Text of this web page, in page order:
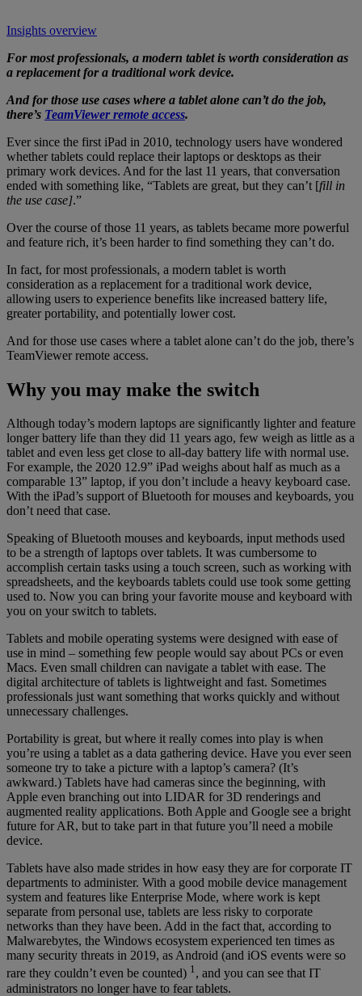
Insights overview
For most professionals, a modern tablet is worth consideration as
a replacement for a traditional work device.
And for those use cases where a tablet alone can’t do the job,
there’s TeamViewer remote access.
Ever since the first iPad in 2010, technology users have wondered
whether tablets could replace their laptops or desktops as their
primary work devices. And for the last 11 years, that conversation
ended with something like, “Tablets are great, but they can’t [fill in
the use case].”
Over the course of those 11 years, as tablets became more powerful
and feature rich, it’s been harder to find something they can’t do.
In fact, for most professionals, a modern tablet is worth
consideration as a replacement for a traditional work device,
allowing users to experience benefits like increased battery life,
greater portability, and potentially lower cost.
And for those use cases where a tablet alone can’t do the job, there’s
TeamViewer remote access.
Why you may make the switch
Although today’s modern laptops are significantly lighter and feature
longer battery life than they did 11 years ago, few weigh as little as a
tablet and even less get close to all-day battery life with normal use.
For example, the 2020 12.9” iPad weighs about half as much as a
comparable 13” laptop, if you don’t include a heavy keyboard case.
With the iPad’s support of Bluetooth for mouses and keyboards, you
don’t need that case.
Speaking of Bluetooth mouses and keyboards, input methods used
to be a strength of laptops over tablets. It was cumbersome to
accomplish certain tasks using a touch screen, such as working with
spreadsheets, and the keyboards tablets could use took some getting
used to. Now you can bring your favorite mouse and keyboard with
you on your switch to tablets.
Tablets and mobile operating systems were designed with ease of
use in mind – something few people would say about PCs or even
Macs. Even small children can navigate a tablet with ease. The
digital architecture of tablets is lightweight and fast. Sometimes
professionals just want something that works quickly and without
unnecessary challenges.
Portability is great, but where it really comes into play is when
you’re using a tablet as a data gathering device. Have you ever seen
someone try to take a picture with a laptop’s camera? (It’s
awkward.) Tablets have had cameras since the beginning, with
Apple even branching out into LIDAR for 3D renderings and
augmented reality applications. Both Apple and Google see a bright
future for AR, but to take part in that future you’ll need a mobile
device.
Tablets have also made strides in how easy they are for corporate IT
departments to administer. With a good mobile device management
system and features like Enterprise Mode, where work is kept
separate from personal use, tablets are less risky to corporate
networks than they have been. Add in the fact that, according to
Malwarebytes, the Windows ecosystem experienced ten times as
many security threats in 2019, as Android (and iOS events were so
rare they couldn’t even be counted) 1, and you can see that IT
administrators no longer have to fear tablets.